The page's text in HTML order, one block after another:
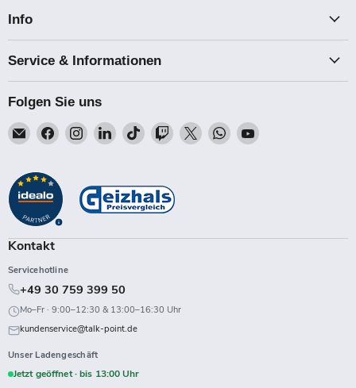
Info
Service & Informationen
Folgen Sie uns
Email
Talk-
Finden
Sie
auf
Facebook
Finden
Sie
Instagram
Finden
Sie
LinkedIn
Finden
Sie
TikTok
Finden
Sie
Twitch
Finden
Sie
Finden
Sie
Finden
Kontakt
Servicehotline
+49 30 759 399 50
Mo–Fr · 9:00–12:30 & 13:00–16:30 Uhr
kundenservice@talk-point.de
Unser Ladengeschäft
Jetzt geöffnet · bis 13:00 Uhr